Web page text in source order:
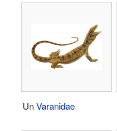
UnVaranidae